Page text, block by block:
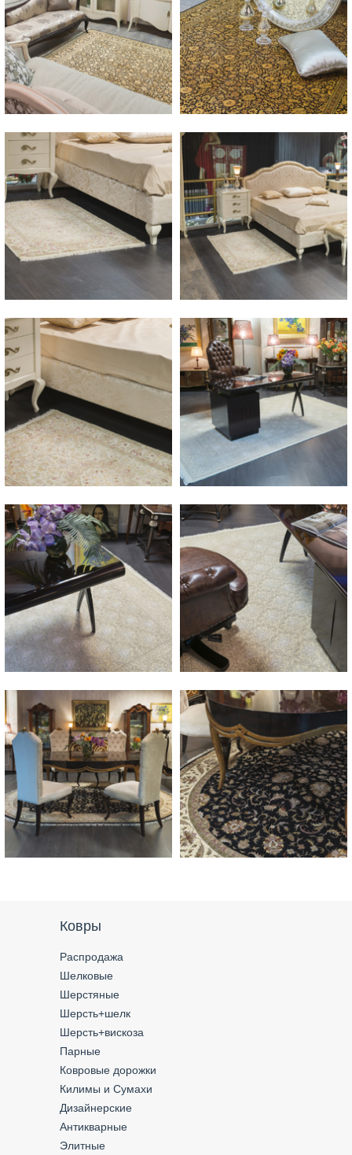
Ковры
Распродажа
Шелковые
Шерстяные
Шерсть+шелк
Шерсть+вискоза
Парные
Ковровые дорожки
Килимы и Сумахи
Дизайнерские
Антикварные
Элитные